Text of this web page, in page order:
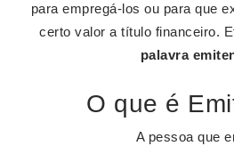
para empregá-los ou para que
certo valor a título financeiro.
palavra
O que é
A pessoa que